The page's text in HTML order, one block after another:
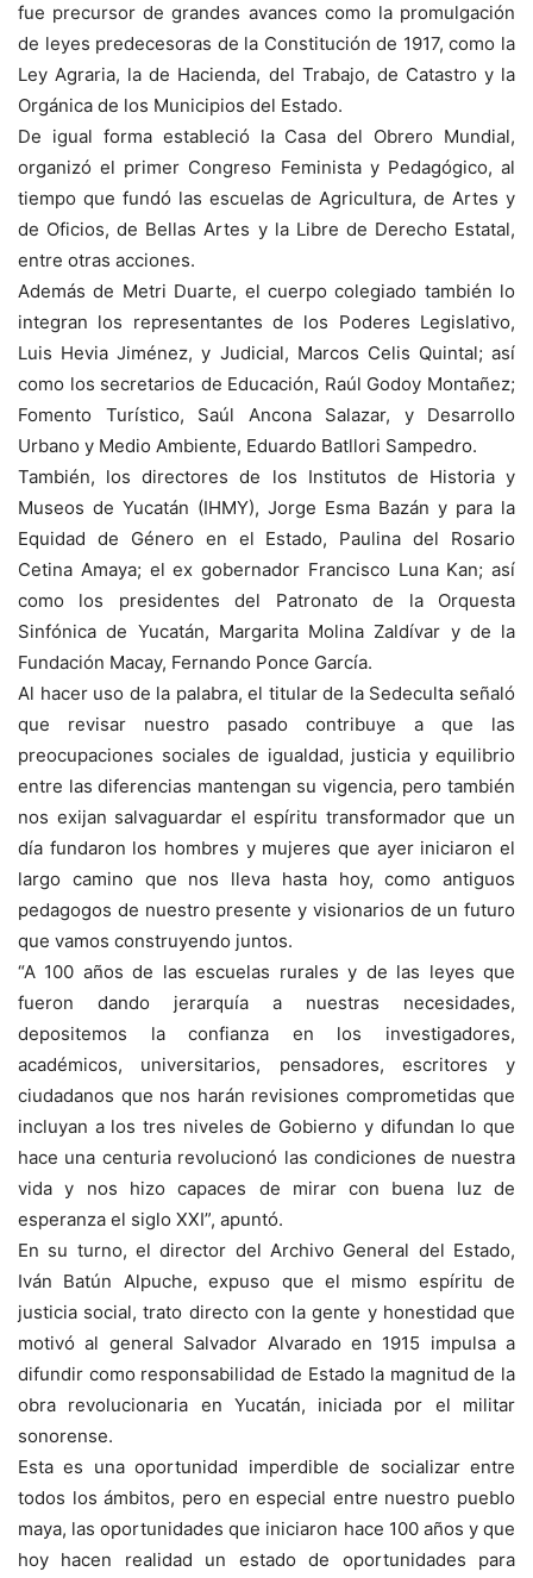
fue precursor de grandes avances como la promulgación
de leyes predecesoras de la Constitución de 1917, como la
Ley Agraria, la de Hacienda, del Trabajo, de Catastro y la
Orgánica de los Municipios del Estado.
De igual forma estableció la Casa del Obrero Mundial,
organizó el primer Congreso Feminista y Pedagógico, al
tiempo que fundó las escuelas de Agricultura, de Artes y
de Oficios, de Bellas Artes y la Libre de Derecho Estatal,
entre otras acciones.
Además de Metri Duarte, el cuerpo colegiado también lo
integran los representantes de los Poderes Legislativo,
Luis Hevia Jiménez, y Judicial, Marcos Celis Quintal; así
como los secretarios de Educación, Raúl Godoy Montañez;
Fomento Turístico, Saúl Ancona Salazar, y Desarrollo
Urbano y Medio Ambiente, Eduardo Batllori Sampedro.
También, los directores de los Institutos de Historia y
Museos de Yucatán (IHMY), Jorge Esma Bazán y para la
Equidad de Género en el Estado, Paulina del Rosario
Cetina Amaya; el ex gobernador Francisco Luna Kan; así
como los presidentes del Patronato de la Orquesta
Sinfónica de Yucatán, Margarita Molina Zaldívar y de la
Fundación Macay, Fernando Ponce García.
Al hacer uso de la palabra, el titular de la Sedeculta señaló
que revisar nuestro pasado contribuye a que las
preocupaciones sociales de igualdad, justicia y equilibrio
entre las diferencias mantengan su vigencia, pero también
nos exijan salvaguardar el espíritu transformador que un
día fundaron los hombres y mujeres que ayer iniciaron el
largo camino que nos lleva hasta hoy, como antiguos
pedagogos de nuestro presente y visionarios de un futuro
que vamos construyendo juntos.
“A 100 años de las escuelas rurales y de las leyes que
fueron dando jerarquía a nuestras necesidades,
depositemos la confianza en los investigadores,
académicos, universitarios, pensadores, escritores y
ciudadanos que nos harán revisiones comprometidas que
incluyan a los tres niveles de Gobierno y difundan lo que
hace una centuria revolucionó las condiciones de nuestra
vida y nos hizo capaces de mirar con buena luz de
esperanza el siglo XXI”, apuntó.
En su turno, el director del Archivo General del Estado,
Iván Batún Alpuche, expuso que el mismo espíritu de
justicia social, trato directo con la gente y honestidad que
motivó al general Salvador Alvarado en 1915 impulsa a
difundir como responsabilidad de Estado la magnitud de la
obra revolucionaria en Yucatán, iniciada por el militar
sonorense.
Esta es una oportunidad imperdible de socializar entre
todos los ámbitos, pero en especial entre nuestro pueblo
maya, las oportunidades que iniciaron hace 100 años y que
hoy hacen realidad un estado de oportunidades para